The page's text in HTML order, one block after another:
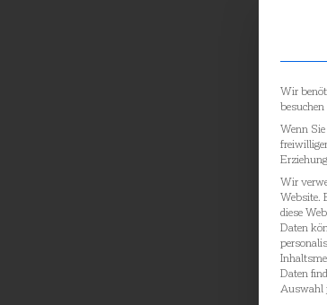
Wir
Wenn
Wir
Website.
diese
Daten
Daten
Auswahl